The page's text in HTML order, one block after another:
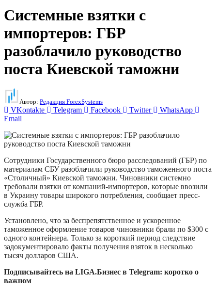
Системные взятки с
импортеров: ГБР
разоблачило руководство
поста Киевской таможни
Автор: Редакция ForexSystems
VKontakte Telegram Facebook Twitter
WhatsApp
Email
Сотрудники Государственного бюро расследований (ГБР) по
материалам СБУ разоблачили руководство таможенного поста
«Столичный» Киевской таможни. Чиновники системно
требовали взятки от компаний-импортеров, которые ввозили
в Украину товары широкого потребления, сообщает пресс-
служба ГБР.
Установлено, что за беспрепятственное и ускоренное
таможенное оформление товаров чиновники брали по $300 с
одного контейнера. Только за короткий период следствие
задокументировало факты получения взяток в несколько
тысяч долларов США.
Подписывайтесь на LIGA.Бизнес в Telegram: коротко о
важном